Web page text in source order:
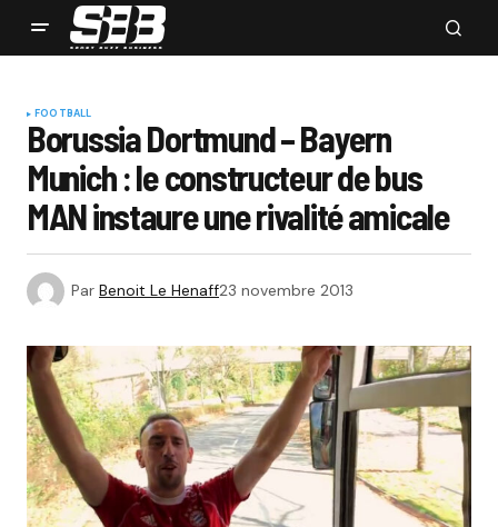
FOOTBALL
Borussia Dortmund – Bayern
Munich : le constructeur de bus
MAN instaure une rivalité amicale
Par Benoit Le Henaff23 novembre 2013